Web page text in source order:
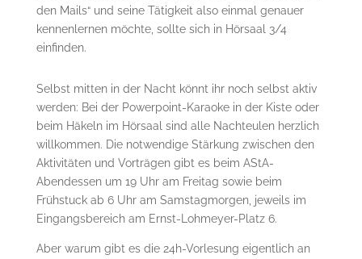
den Mails“ und seine Tätigkeit also einmal genauer
kennenlernen möchte, sollte sich in Hörsaal 3/4
einfinden.
Selbst mitten in der Nacht könnt ihr noch selbst aktiv
werden: Bei der Powerpoint-Karaoke in der Kiste oder
beim Häkeln im Hörsaal sind alle Nachteulen herzlich
willkommen. Die notwendige Stärkung zwischen den
Aktivitäten und Vorträgen gibt es beim AStA-
Abendessen um 19 Uhr am Freitag sowie beim
Frühstuck ab 6 Uhr am Samstagmorgen, jeweils im
Eingangsbereich am Ernst-Lohmeyer-Platz 6.
Aber warum gibt es die 24h-Vorlesung eigentlich an